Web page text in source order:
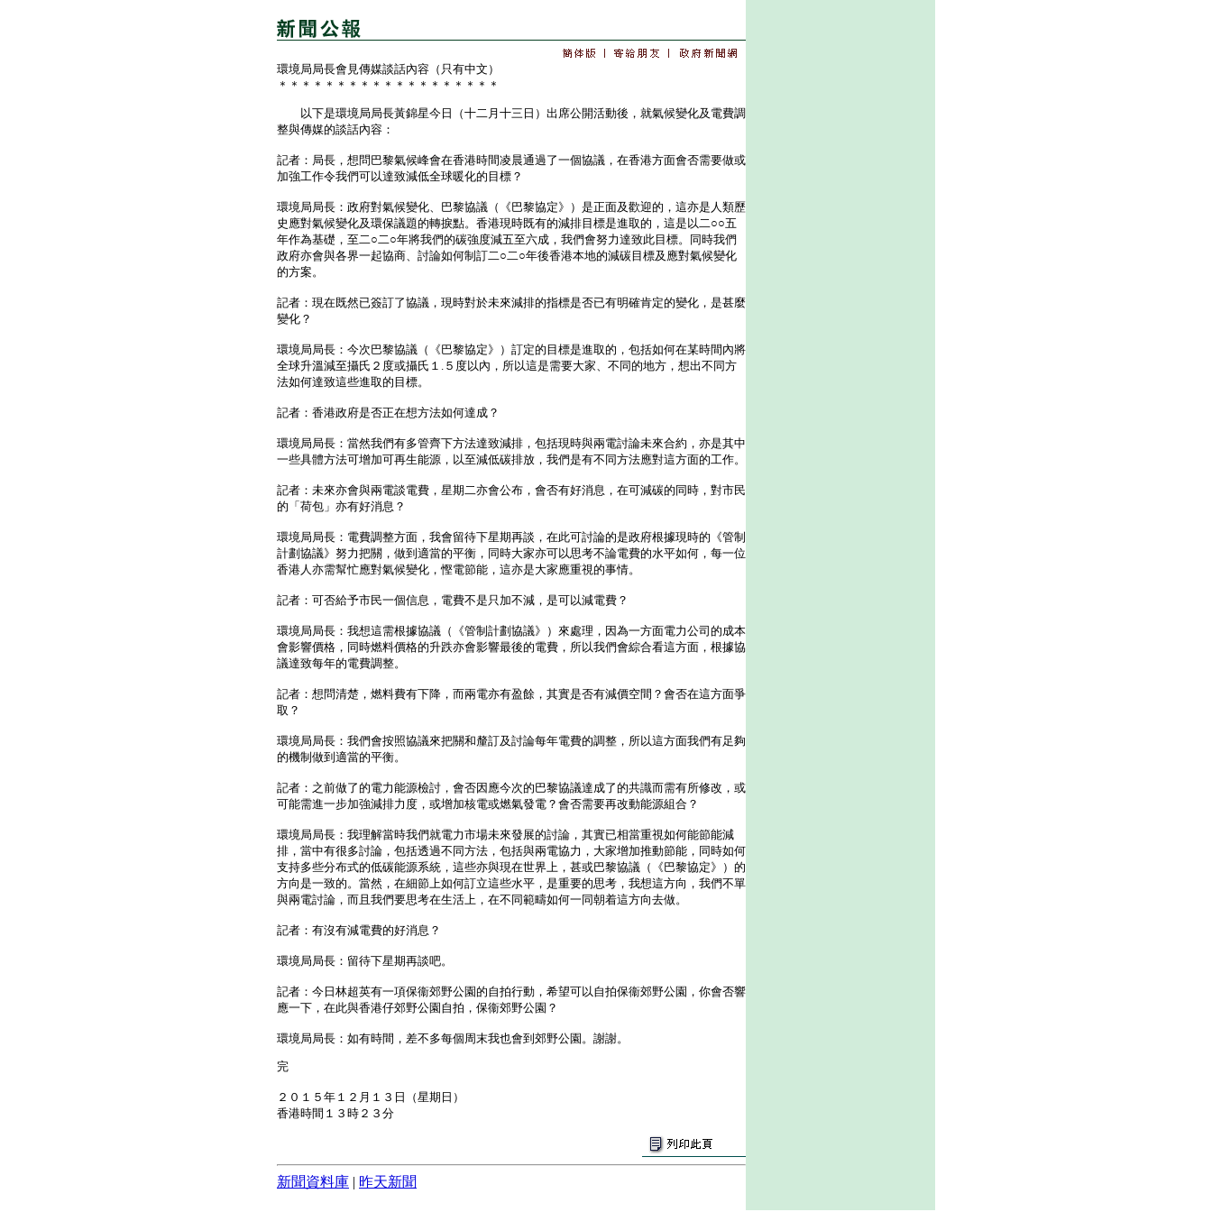
環境局局長會見傳媒談話內容（只有中文）
＊＊＊＊＊＊＊＊＊＊＊＊＊＊＊＊＊＊＊
以下是環境局局長黃錦星今日（十二月十三日）出席公開活動後，就氣候變化及電費調
整與傳媒的談話內容：
記者：局長，想問巴黎氣候峰會在香港時間凌晨通過了一個協議，在香港方面會否需要做或
加強工作令我們可以達致減低全球暖化的目標？
環境局局長：政府對氣候變化、巴黎協議（《巴黎協定》）是正面及歡迎的，這亦是人類歷
史應對氣候變化及環保議題的轉捩點。香港現時既有的減排目標是進取的，這是以二○○五
年作為基礎，至二○二○年將我們的碳強度減五至六成，我們會努力達致此目標。同時我們
政府亦會與各界一起協商、討論如何制訂二○二○年後香港本地的減碳目標及應對氣候變化
的方案。
記者：現在既然已簽訂了協議，現時對於未來減排的指標是否已有明確肯定的變化，是甚麼
變化？
環境局局長：今次巴黎協議（《巴黎協定》）訂定的目標是進取的，包括如何在某時間內將
全球升溫減至攝氏２度或攝氏１.５度以內，所以這是需要大家、不同的地方，想出不同方
法如何達致這些進取的目標。
記者：香港政府是否正在想方法如何達成？
環境局局長：當然我們有多管齊下方法達致減排，包括現時與兩電討論未來合約，亦是其中
一些具體方法可增加可再生能源，以至減低碳排放，我們是有不同方法應對這方面的工作。
記者：未來亦會與兩電談電費，星期二亦會公布，會否有好消息，在可減碳的同時，對市民
的「荷包」亦有好消息？
環境局局長：電費調整方面，我會留待下星期再談，在此可討論的是政府根據現時的《管制
計劃協議》努力把關，做到適當的平衡，同時大家亦可以思考不論電費的水平如何，每一位
香港人亦需幫忙應對氣候變化，慳電節能，這亦是大家應重視的事情。
記者：可否給予市民一個信息，電費不是只加不減，是可以減電費？
環境局局長：我想這需根據協議（《管制計劃協議》）來處理，因為一方面電力公司的成本
會影響價格，同時燃料價格的升跌亦會影響最後的電費，所以我們會綜合看這方面，根據協
議達致每年的電費調整。
記者：想問清楚，燃料費有下降，而兩電亦有盈餘，其實是否有減價空間？會否在這方面爭
取？
環境局局長：我們會按照協議來把關和釐訂及討論每年電費的調整，所以這方面我們有足夠
的機制做到適當的平衡。
記者：之前做了的電力能源檢討，會否因應今次的巴黎協議達成了的共識而需有所修改，或
可能需進一步加強減排力度，或增加核電或燃氣發電？會否需要再改動能源組合？
環境局局長：我理解當時我們就電力市場未來發展的討論，其實已相當重視如何能節能減
排，當中有很多討論，包括透過不同方法，包括與兩電協力，大家增加推動節能，同時如何
支持多些分布式的低碳能源系統，這些亦與現在世界上，甚或巴黎協議（《巴黎協定》）的
方向是一致的。當然，在細節上如何訂立這些水平，是重要的思考，我想這方向，我們不單
與兩電討論，而且我們要思考在生活上，在不同範疇如何一同朝着這方向去做。
記者：有沒有減電費的好消息？
環境局局長：留待下星期再談吧。
記者：今日林超英有一項保衞郊野公園的自拍行動，希望可以自拍保衞郊野公園，你會否響
應一下，在此與香港仔郊野公園自拍，保衞郊野公園？
環境局局長：如有時間，差不多每個周末我也會到郊野公園。謝謝。
完
２０１５年１２月１３日（星期日）
香港時間１３時２３分
新聞資料庫 | 昨天新聞